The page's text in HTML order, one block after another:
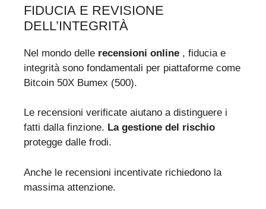
FIDUCIA E REVISIONE
DELL’INTEGRITÀ
Nel mondo delle recensioni online , fiducia e
integrità sono fondamentali per piattaforme come
Bitcoin 50X Bumex (500).
Le recensioni verificate aiutano a distinguere i
fatti dalla finzione. La gestione del rischio
protegge dalle frodi.
Anche le recensioni incentivate richiedono la
massima attenzione.